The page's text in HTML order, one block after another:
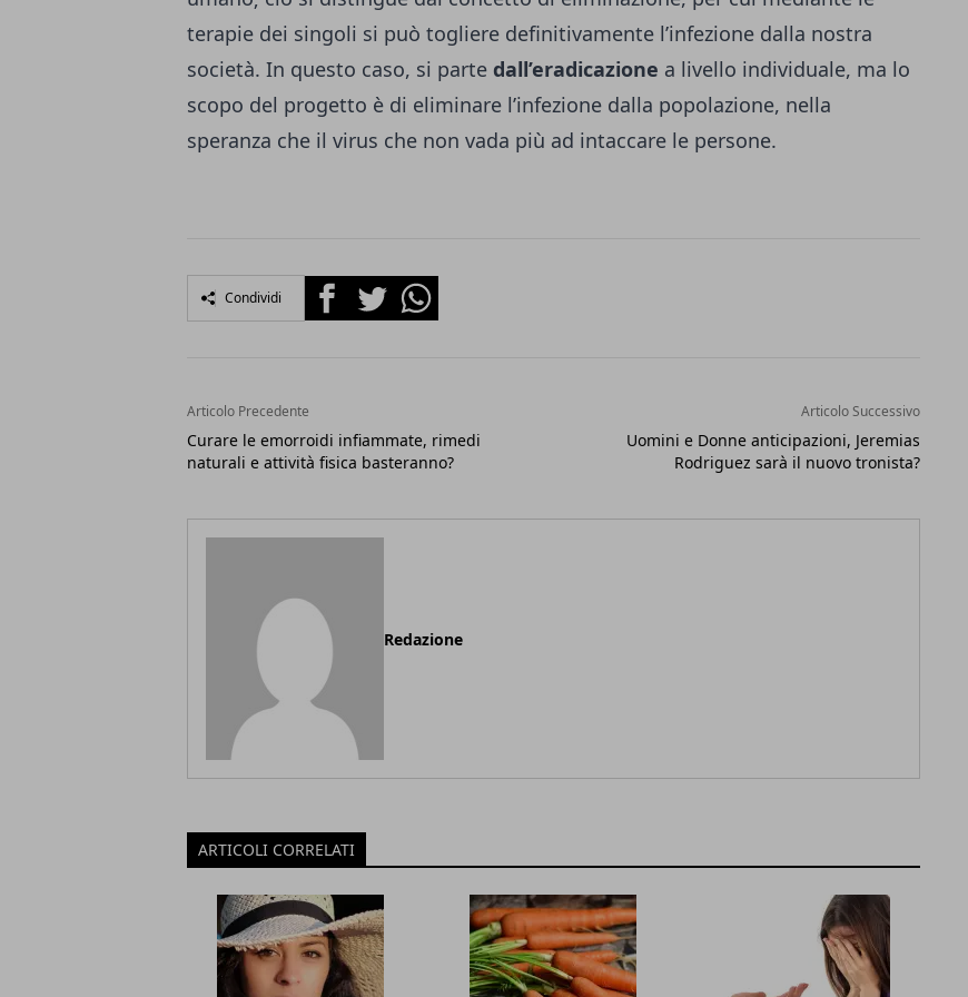
terapie dei singoli si può togliere definitivamente l’infezione dalla nostra
società. In questo caso, si parte dall’eradicazione a livello individuale, ma lo
scopo del progetto è di eliminare l’infezione dalla popolazione, nella
speranza che il virus che non vada più ad intaccare le persone.
Condividi FacebookTwitterWhatsapp
Articolo Precedente
Curare le emorroidi infiammate, rimedi
naturali e attività fisica basteranno?
Articolo Successivo
Uomini e Donne anticipazioni, Jeremias
Rodriguez sarà il nuovo tronista?
Redazione
ARTICOLI CORRELATI